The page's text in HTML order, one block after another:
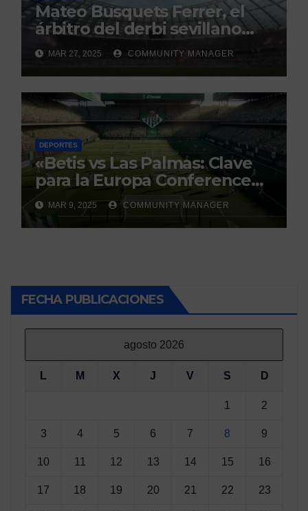
Mateo Busquets Ferrer, el
árbitro del derbi sevillano
con un historial que genera
debate
MAR 27, 2025 COMMUNITY MANAGER
DEPORTES
«Betis vs Las Palmas: Clave
para la Europa Conference
League»
MAR 9, 2025 COMMUNITY MANAGER
FECHA PUBLICACIONES
agosto 2026
L M X J V S D
1 2
3 4 5 6 7 8 9
10 11 12 13 14 15 16
17 18 19 20 21 22 23